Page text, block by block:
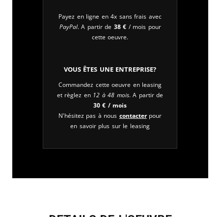
Payez en ligne en 4x sans frais avec
PayPal. A partir de 38 € / mois pour
cette oeuvre.
Vous êtes une entreprise?
Commandez cette oeuvre en leasing
et règlez en 12 à 48 mois. A partir de
30€ / mois
N'hésitez pas à nous contacterpour
en savoir plus sur le leasing